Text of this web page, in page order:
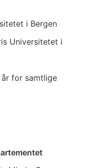
i Bergen
Universitetet i
for samtlige